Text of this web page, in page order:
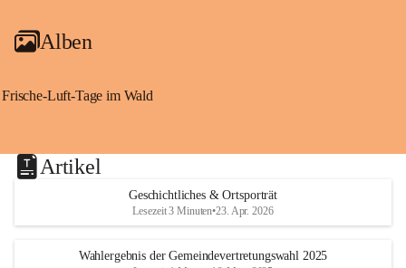
Alben
Frische-Luft-Tage im Wald
Artikel
Geschichtliches & Ortsporträt
Lesezeit 3 Minuten•23. Apr. 2026
Wahlergebnis der Gemeindevertretungswahl 2025